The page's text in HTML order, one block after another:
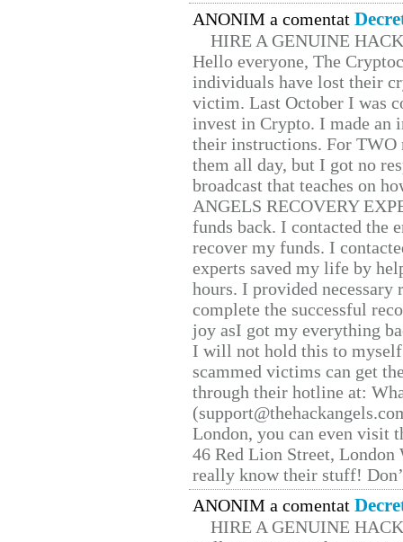
ANONIM a comentat
HIRE A GENUINE
Hello everyone, The
individuals have lost their
victim. Last October I was
invest in Crypto. I made
their instructions. For TWO
them all day, but I got no
broadcast that teaches on
ANGELS RECOVERY
funds back. I contacted the
recover my funds. I
experts saved my life by
hours. I provided
complete the successful
joy asI got my everything
I will not hold this to
scammed victims can get
through their hotline at:
London, you can even visit
46 Red Lion Street, London
really know their stuff!
ANONIM a comentat
HIRE A GENUINE